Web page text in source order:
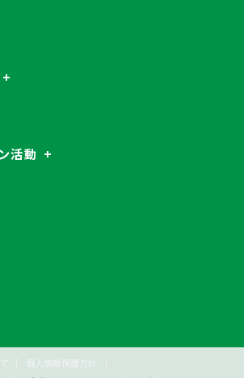
活動
個人情報保護方針